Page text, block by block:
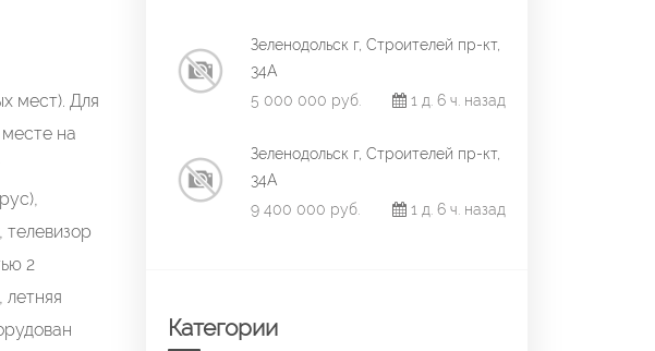
мест). Для
на
2
Зеленодольск г, Строителей пр-кт,
34А
5 000 000 руб.
1 д. 6 ч. назад
Зеленодольск г, Строителей пр-кт,
34А
9 400 000 руб.
1 д. 6 ч. назад
Категории